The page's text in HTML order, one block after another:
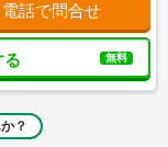
電話で問合せ
る 無料
？